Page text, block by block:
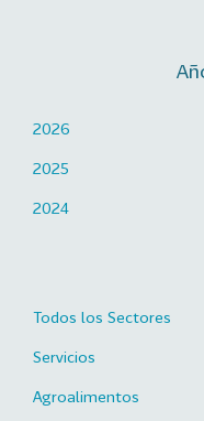
2026
2025
2024
Todos los Sectores
Servicios
Agroalimentos